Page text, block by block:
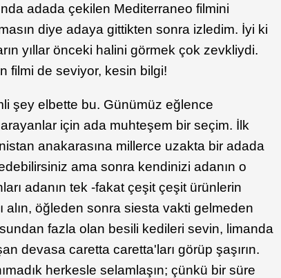
adada çekilen Mediterraneo filmini
diye adaya gittikten sonra izledim. İyi ki
yıllar önceki halini görmek çok zevkliydi.
filmi de seviyor, kesin bilgi!
şey elbette bu. Günümüz eğlence
için ada muhteşem bir seçim. İlk
anakarasına millerce uzakta bir adada
ama sonra kendinizi adanın o
adanın tek -fakat çeşit çeşit ürünlerin
alın, öğleden sonra siesta vakti gelmeden
fazla olan besili kedileri sevin, limanda
devasa caretta caretta'ları görüp şaşırın.
herkesle selamlaşın; çünkü bir süre